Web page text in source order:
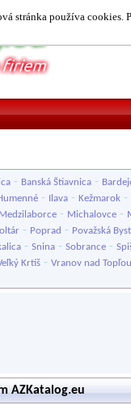
stránka používa cookies.
- Banská Štiavnica -
- Ilava - Kežmarok -
Medzilaborce - Michalovce -
- Poprad - Považská
- Snina - Sobrance -
Krtíš - Vranov nad Topľou
AZKatalog.eu